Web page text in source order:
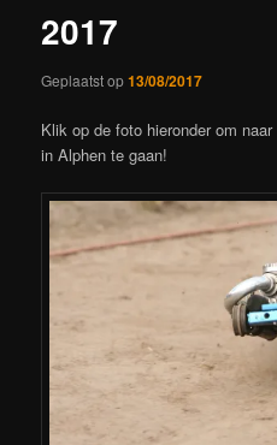
2017
Geplaatst op13/08/2017
Klik op de foto hieronder om
in Alphen te gaan!